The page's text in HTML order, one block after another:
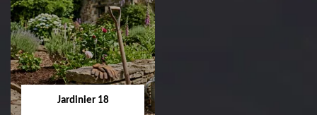
Dessouchage arbre
et haie 18
Entreprise dessouchage
arbre et haie 18 Cher
Jardinier 18